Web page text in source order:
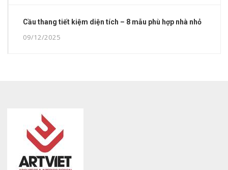
Cầu thang tiết kiệm diện tích – 8 mẫu phù hợp nhà nhỏ
09/12/2025